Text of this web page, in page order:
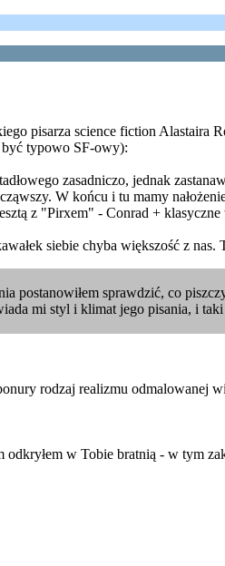
pisarza science fiction
być typowo SF-owy):
zasadniczo, jednak
W końcu i tu mamy
z "Pirxem" - Conrad +
siebie chyba większość z
postanowiłem sprawdzić, co
mi styl i klimat jego pisania, i
rodzaj realizmu odmalowanej
w Tobie bratnią - w tym